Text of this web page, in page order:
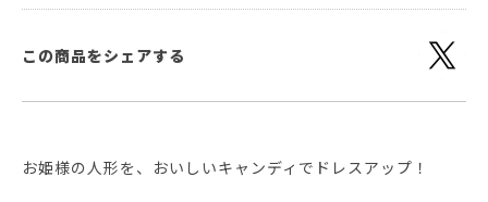
この商品をシェアする
お姫様の人形を、おいしいキャンディでドレスアップ！